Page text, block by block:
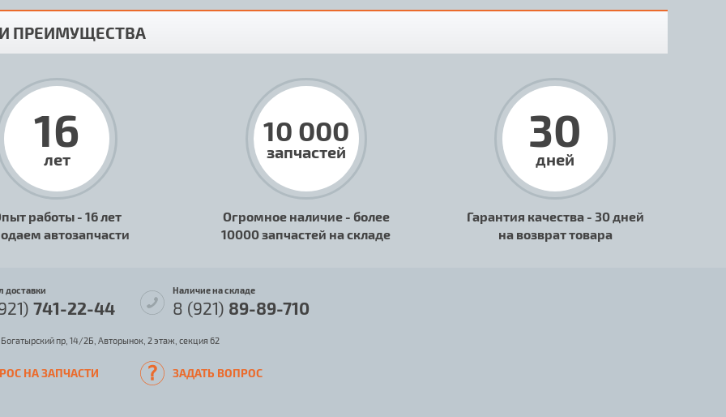
ПРЕИМУЩЕСТВА
16
лет
работы - 16 лет
автозапчасти
10 000
запчастей
Огромное наличие - более
10000 запчастей на складе
30
дней
Гарантия качества - 30 дней
на возврат товара
доставки
741-22-44
Наличие на складе
8 (921) 89-89-710
пр, 14/2Б, Авторынок, 2 этаж, секция 62
НА ЗАПЧАСТИ ЗАДАТЬ ВОПРОС